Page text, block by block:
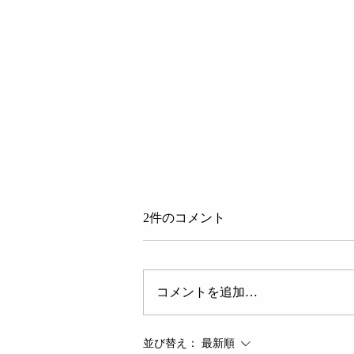
７月31日（金）鹿児島県「講
2件のコメント
コメントを追加…
並び替え： 最新順